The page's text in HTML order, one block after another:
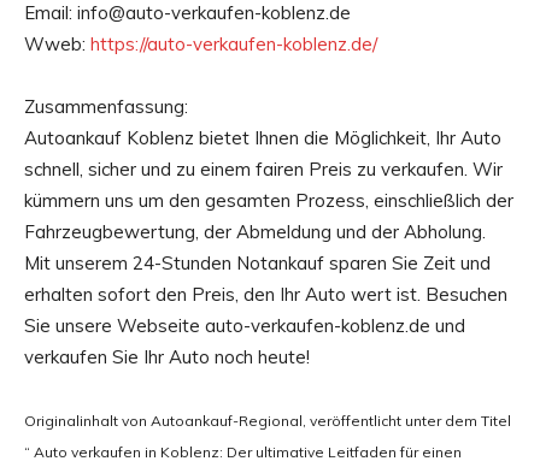
Email: info@auto-verkaufen-koblenz.de
Wweb: https://auto-verkaufen-koblenz.de/
Zusammenfassung:
Autoankauf Koblenz bietet Ihnen die Möglichkeit, Ihr Auto
schnell, sicher und zu einem fairen Preis zu verkaufen. Wir
kümmern uns um den gesamten Prozess, einschließlich der
Fahrzeugbewertung, der Abmeldung und der Abholung.
Mit unserem 24-Stunden Notankauf sparen Sie Zeit und
erhalten sofort den Preis, den Ihr Auto wert ist. Besuchen
Sie unsere Webseite auto-verkaufen-koblenz.de und
verkaufen Sie Ihr Auto noch heute!
Originalinhalt von Autoankauf-Regional, veröffentlicht unter dem Titel
“ Auto verkaufen in Koblenz: Der ultimative Leitfaden für einen